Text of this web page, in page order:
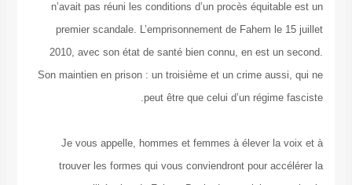
n’avait pas réuni les conditions d’un procès équitable est un
premier scandale. L’emprisonnement de Fahem le 15 juillet
2010, avec son état de santé bien connu, en est un second.
Son maintien en prison : un troisième et un crime aussi, qui ne
peut être que celui d’un régime fasciste.
Je vous appelle, hommes et femmes à élever la voix et à
trouver les formes qui vous conviendront pour accélérer la